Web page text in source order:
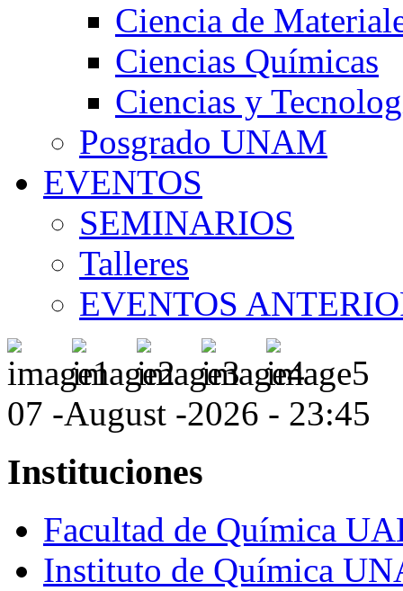
Ciencia de
Ciencias Químicas
Ciencias y
Posgrado UNAM
EVENTOS
SEMINARIOS
Talleres
EVENTOS
07 -August -2026 - 23:45
Instituciones
Facultad de Química
Instituto de Química